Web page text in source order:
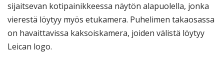
sijaitsevan kotipainikkeessa näytön alapuolella, jonka
vierestä löytyy myös etukamera. Puhelimen takaosassa
on havaittavissa kaksoiskamera, joiden välistä löytyy
Leican logo.